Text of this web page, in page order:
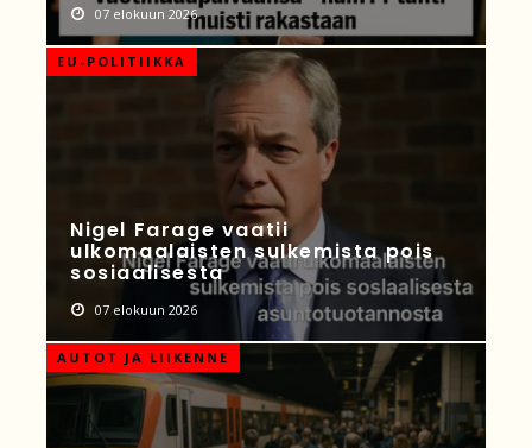
07 elokuun 2026
EU-POLITIIKKA
Nigel Farage vaatii
ulkomaalaisten sulkemista pois
sosiaalisesta
07 elokuun 2026
AUTOT JA LIIKENNE